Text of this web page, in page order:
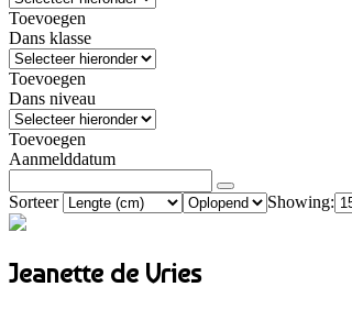
Toevoegen
Dans klasse
Toevoegen
Dans niveau
Toevoegen
Aanmelddatum
Sorteer Showing:
Jeanette de Vries